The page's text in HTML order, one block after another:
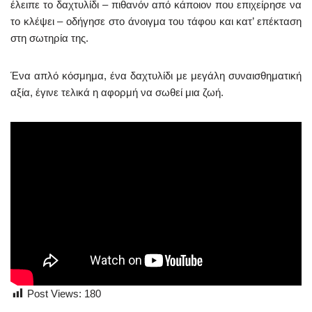
έλειπε το δαχτυλίδι – πιθανόν από κάποιον που επιχείρησε να
το κλέψει – οδήγησε στο άνοιγμα του τάφου και κατ’ επέκταση
στη σωτηρία της.
Ένα απλό κόσμημα, ένα δαχτυλίδι με μεγάλη συναισθηματική
αξία, έγινε τελικά η αφορμή να σωθεί μια ζωή.
Post Views: 180